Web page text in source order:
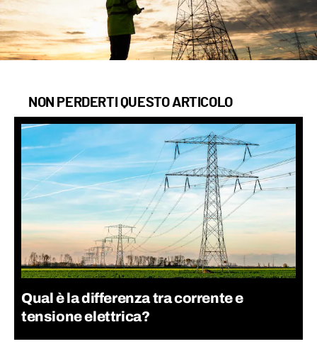
NON PERDERTI QUESTO ARTICOLO
Qual è la differenza tra corrente e
tensione elettrica?